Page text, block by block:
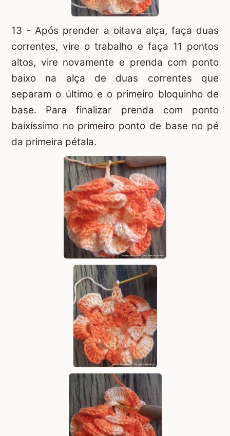
13 - Após prender a oitava alça, faça duas
correntes, vire o trabalho e faça 11 pontos
altos, vire novamente e prenda com ponto
baixo na alça de duas correntes que
separam o último e o primeiro bloquinho de
base. Para finalizar prenda com ponto
baixíssimo no primeiro ponto de base no pé
da primeira pétala.